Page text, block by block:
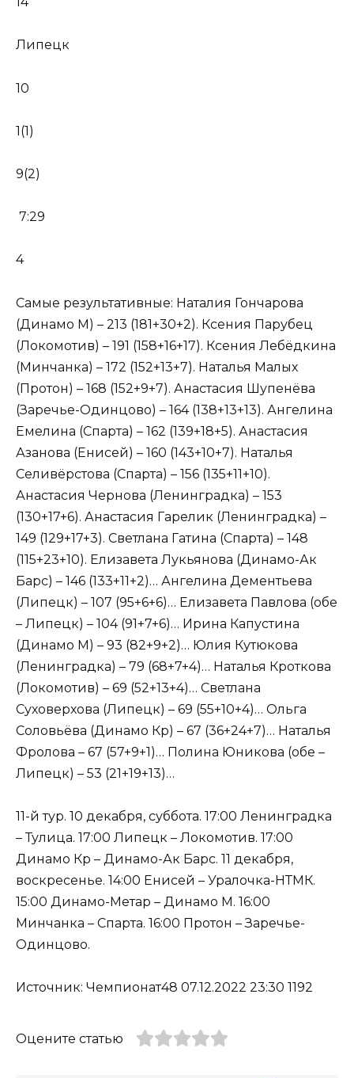
Липецк
10
1(1)
9(2)
7:29
4
Самые результативные: Наталия Гончарова
(Динамо М) – 213 (181+30+2). Ксения Парубец
(Локомотив) – 191 (158+16+17). Ксения Лебёдкина
(Минчанка) – 172 (152+13+7). Наталья Малых
(Протон) – 168 (152+9+7). Анастасия Шупенёва
(Заречье-Одинцово) – 164 (138+13+13). Ангелина
Емелина (Спарта) – 162 (139+18+5). Анастасия
Азанова (Енисей) – 160 (143+10+7). Наталья
Селивёрстова (Спарта) – 156 (135+11+10).
Анастасия Чернова (Ленинградка) – 153
(130+17+6). Анастасия Гарелик (Ленинградка) –
149 (129+17+3). Светлана Гатина (Спарта) – 148
(115+23+10). Елизавета Лукьянова (Динамо-Ак
Барс) – 146 (133+11+2)… Ангелина Дементьева
(Липецк) – 107 (95+6+6)… Елизавета Павлова (обе
– Липецк) – 104 (91+7+6)… Ирина Капустина
(Динамо М) – 93 (82+9+2)… Юлия Кутюкова
(Ленинградка) – 79 (68+7+4)… Наталья Кроткова
(Локомотив) – 69 (52+13+4)… Светлана
Суховерхова (Липецк) – 69 (55+10+4)… Ольга
Соловьёва (Динамо Кр) – 67 (36+24+7)… Наталья
Фролова – 67 (57+9+1)… Полина Юникова (обе –
Липецк) – 53 (21+19+13)…
11-й тур. 10 декабря, суббота. 17:00 Ленинградка
– Тулица. 17:00 Липецк – Локомотив. 17:00
Динамо Кр – Динамо-Ак Барс. 11 декабря,
воскресенье. 14:00 Енисей – Уралочка-НТМК.
15:00 Динамо-Метар – Динамо М. 16:00
Минчанка – Спарта. 16:00 Протон – Заречье-
Одинцово.
Источник: Чемпионат48 07.12.2022 23:30 1192
Оцените статью